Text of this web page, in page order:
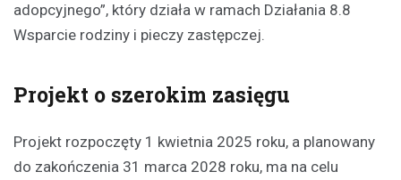
adopcyjnego”, który działa w ramach Działania 8.8
Wsparcie rodziny i pieczy zastępczej.
Projekt o szerokim zasięgu
Projekt rozpoczęty 1 kwietnia 2025 roku, a planowany
do zakończenia 31 marca 2028 roku, ma na celu